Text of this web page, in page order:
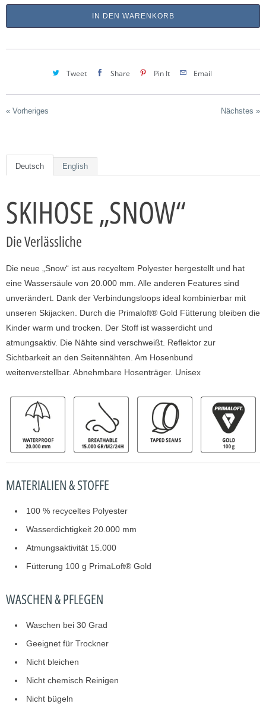
IN DEN WARENKORB
Tweet Share Pin It Email
Nächstes »
« Vorheriges
Deutsch English
SKIHOSE „SNOW“
Die Verlässliche
Die neue „Snow“ ist aus recyeltem Polyester hergestellt und hat
eine Wassersäule von 20.000 mm. Alle anderen Features sind
unverändert. Dank der Verbindungsloops ideal kombinierbar mit
unseren Skijacken. Durch die Primaloft® Gold Fütterung bleiben die
Kinder warm und trocken. Der Stoff ist wasserdicht und
atmungsaktiv. Die Nähte sind verschweißt. Reflektor zur
Sichtbarkeit an den Seitennähten. Am Hosenbund
weitenverstellbar. Abnehmbare Hosenträger. Unisex
MATERIALIEN & STOFFE
100 % recyceltes Polyester
Wasserdichtigkeit 20.000 mm
Atmungsaktivität 15.000
Fütterung 100 g PrimaLoft® Gold
WASCHEN & PFLEGEN
Waschen bei 30 Grad
Geeignet für Trockner
Nicht bleichen
Nicht chemisch Reinigen
Nicht bügeln